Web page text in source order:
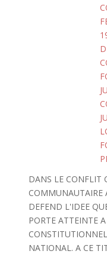
DANS LE CONFLIT
COMMUNAUTAIRE
DEFEND L'IDEE
PORTE ATTEINTE
NATIONAL. A CE